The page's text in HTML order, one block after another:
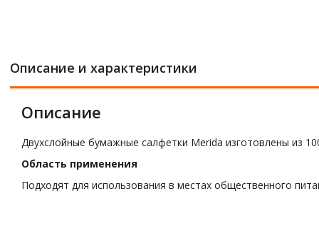
Описание и характеристики
Описание
Двухслойные бумажные салфетки Merida изготовлены из
Область применения
Подходят для использования в местах общественного